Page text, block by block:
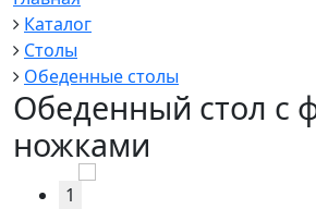
Каталог
Столы
Обеденные столы
Обеденный стол с
ножками
1